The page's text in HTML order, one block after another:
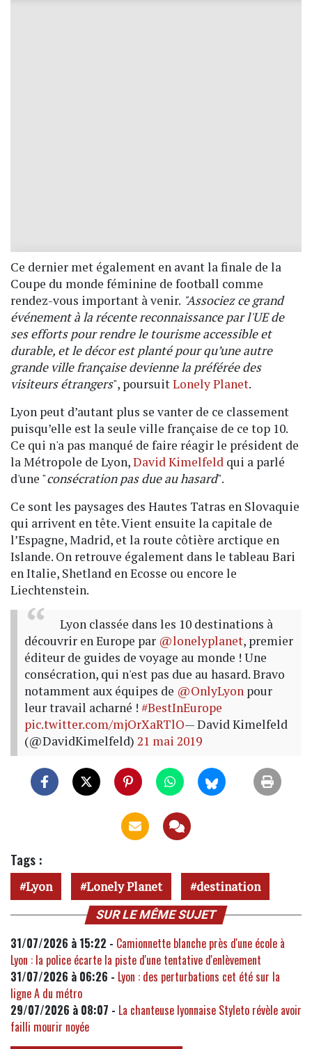
Ce dernier met également en avant la finale de la
Coupe du monde féminine de football comme
rendez-vous important à venir. "Associez ce grand
événement à la récente reconnaissance par l'UE de
ses efforts pour rendre le tourisme accessible et
durable, et le décor est planté pour qu’une autre
grande ville française devienne la préférée des
visiteurs étrangers", poursuitLonely Planet.
Lyon peut d’autant plus se vanter de ce classement
puisqu’elle est la seule ville française de ce top 10.
Ce qui n'a pas manqué de faire réagir le président de
la Métropole de Lyon,David Kimelfeld qui a parlé
d'une "consécration pas due au hasard".
Ce sont les paysages des Hautes Tatras en Slovaquie
qui arrivent en tête. Vient ensuite la capitale de
l’Espagne, Madrid, et la route côtière arctique en
Islande. On retrouve également dans le tableau Bari
en Italie, Shetland en Ecosse ou encore le
Liechtenstein.
Lyon classée dans les 10 destinations à
découvrir en Europe par @lonelyplanet, premier
éditeur de guides de voyage au monde ! Une
consécration, qui n'est pas due au hasard. Bravo
notamment aux équipes de @OnlyLyon pour
leur travail acharné ! #BestInEurope
pic.twitter.com/mjOrXaRTlO— David Kimelfeld
(@DavidKimelfeld) 21 mai 2019
Tags :
Lyon Lonely Planet destination
SUR LE MÊME SUJET
31/07/2026 à 15:22 - Camionnette blanche près d'une école à
Lyon : la police écarte la piste d'une tentative d'enlèvement
31/07/2026 à 06:26 - Lyon : des perturbations cet été sur la
ligne A du métro
29/07/2026 à 08:07 - La chanteuse lyonnaise Styleto révèle avoir
failli mourir noyée